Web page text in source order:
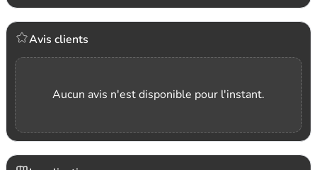
Avis clients
Aucun avis n'est disponible pour l'instant.